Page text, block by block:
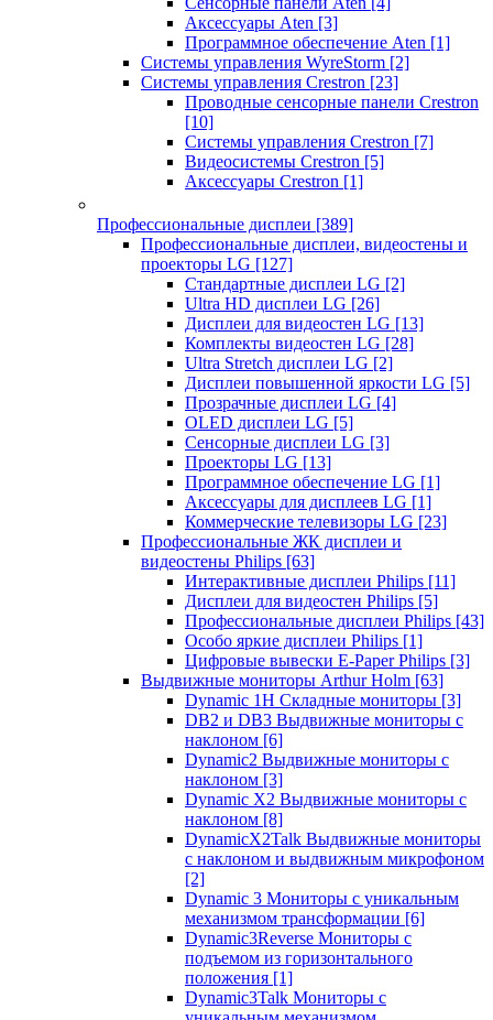
Аксессуары Aten [3]
Программное обеспечение Aten [1]
Системы управления WyreStorm [2]
Системы управления Crestron [23]
Проводные сенсорные панели Crestron
[10]
Системы управления Crestron [7]
Видеосистемы Crestron [5]
Аксессуары Crestron [1]
Профессиональные дисплеи [389]
Профессиональные дисплеи, видеостены и
проекторы LG [127]
Стандартные дисплеи LG [2]
Ultra HD дисплеи LG [26]
Дисплеи для видеостен LG [13]
Комплекты видеостен LG [28]
Ultra Stretch дисплеи LG [2]
Дисплеи повышенной яркости LG [5]
Прозрачные дисплеи LG [4]
OLED дисплеи LG [5]
Сенсорные дисплеи LG [3]
Проекторы LG [13]
Программное обеспечение LG [1]
Аксессуары для дисплеев LG [1]
Коммерческие телевизоры LG [23]
Профессиональные ЖК дисплеи и
видеостены Philips [63]
Интерактивные дисплеи Philips [11]
Дисплеи для видеостен Philips [5]
Профессиональные дисплеи Philips [43]
Особо яркие дисплеи Philips [1]
Цифровые вывески E-Paper Philips [3]
Выдвижные мониторы Arthur Holm [63]
Dynamic 1Н Складные мониторы [3]
DB2 и DB3 Выдвижные мониторы с
наклоном [6]
Dynamic2 Выдвижные мониторы с
наклоном [3]
Dynamic X2 Выдвижные мониторы с
наклоном [8]
DynamicX2Talk Выдвижные мониторы
с наклоном и выдвижным микрофоном
[2]
Dynamic 3 Мониторы с уникальным
механизмом трансформации [6]
Dynamic3Reverse Мониторы с
подъемом из горизонтального
положения [1]
Dynamic3Talk Мониторы с